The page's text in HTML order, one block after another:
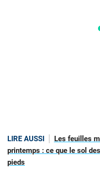
LIRE AUSSI
Les feuilles
printemps : ce que le sol
pieds